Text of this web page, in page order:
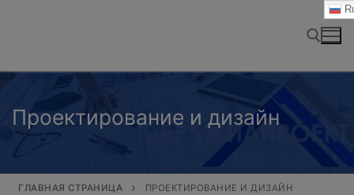
Проектирование и дизайн
ГЛАВНАЯ СТРАНИЦА ПРОЕКТИРОВАНИЕ И ДИЗАЙН